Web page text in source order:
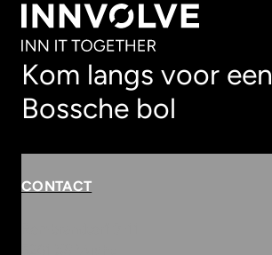
Kom langs voor een
Bossche bol
CONTACT